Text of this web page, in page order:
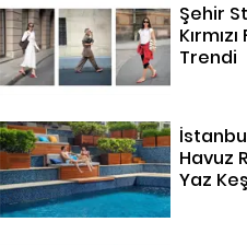
Şehir
Trendi
Havuz
Yaz